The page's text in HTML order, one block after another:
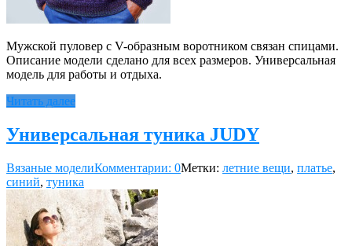
Мужской пуловер с V-образным воротником связан спицами.
Описание модели сделано для всех размеров. Универсальная
модель для работы и отдыха.
Читать далее
Универсальная туника JUDY
Вязаные моделиКомментарии: 0Метки: летние вещи, платье,
синий, туника